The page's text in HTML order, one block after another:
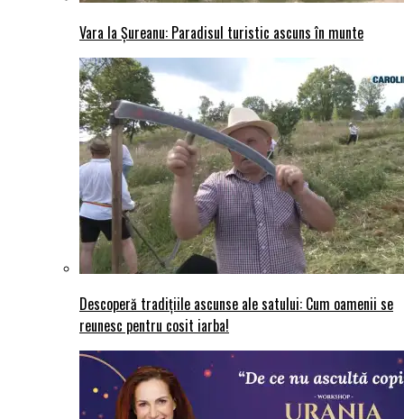
Vara la Șureanu: Paradisul turistic ascuns în munte
Descoperă tradițiile ascunse ale satului: Cum oamenii se
reunesc pentru cosit iarba!